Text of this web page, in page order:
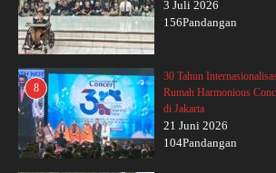
3 Juli 2026
156Pandangan
8
30 Tahun
Rumah Harmonious
di Jakarta
21 Juni 2026
104Pandangan